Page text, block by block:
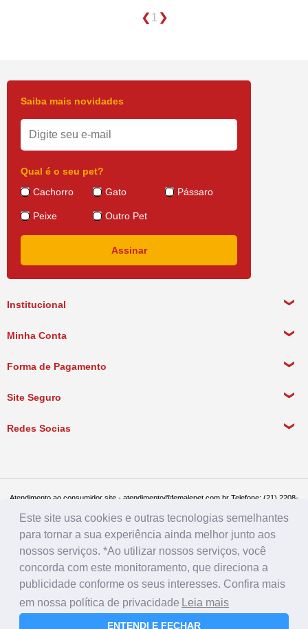
1
Institucional
Política de Pagamento
Política de Entrega
Minha Conta
Forma de Pagamento
Site Seguro
Redes Socias
Saiba mais novidades
Qual é o seu pet?
Cachorro
Gato Pássaro
Peixe Outro Pet
Atendimento ao consumidor site - atendimento@femalepet.com.br Telefone: (21) 2208-
Televendas: (21) 2268-7748 ou (21) 97045-2996 Seg a sex de 8:30h às 19h e Sábados
de 8:30h às 14:30h
Female Pet - CNPJ: 17.292.888.0001/86 - Rua Conde de Bonfim 482, loja A, Tijuca, Rio
de Janeiro - RJ - CEP: 20520-054
Este site usa cookies e outras tecnologias semelhantes
para tornar a sua experiência ainda melhor junto aos
nossos serviços. *Ao utilizar nossos serviços, você
concorda com este monitoramento, que direciona a
publicidade conforme os seus interesses. Confira mais
em nossa política de privacidade Leia mais
ENTENDI E FECHAR